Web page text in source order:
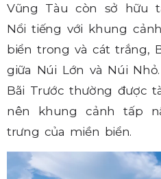
Vũng Tàu còn sở hữu
Nổi tiếng với khung
biển trong và cát trắng,
giữa Núi Lớn và Núi
Bãi Trước thường được
nên khung cảnh tấp
trưng của miền biển.